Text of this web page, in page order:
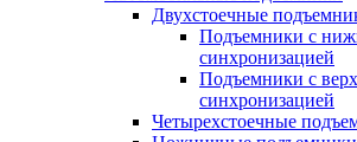
Двухстоечные
Подъемники с
синхронизацией
Подъемники с
синхронизацией
Четырехстоечные